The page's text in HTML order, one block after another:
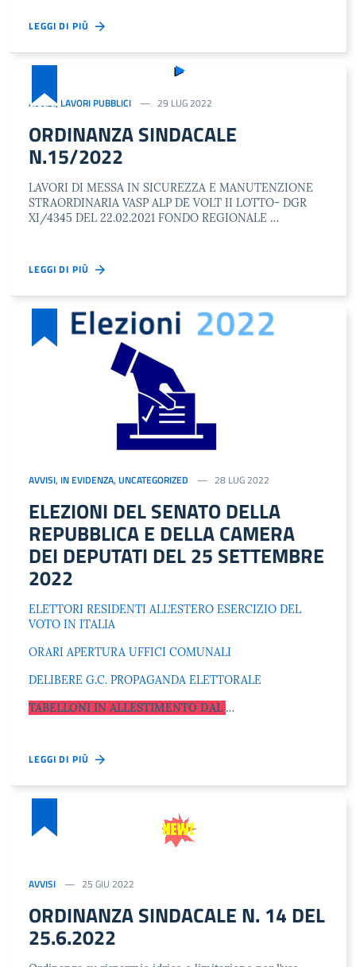
LEGGI DI PIÙ
AVVISI, LAVORI PUBBLICI 29 LUG 2022
ORDINANZA SINDACALE
N.15/2022
LAVORI DI MESSA IN SICUREZZA E MANUTENZIONE
STRAORDINARIA VASP ALP DE VOLT II LOTTO- DGR
XI/4345 DEL 22.02.2021 FONDO REGIONALE …
LEGGI DI PIÙ
AVVISI, IN EVIDENZA, UNCATEGORIZED 28 LUG 2022
ELEZIONI DEL SENATO DELLA
REPUBBLICA E DELLA CAMERA
DEI DEPUTATI DEL 25 SETTEMBRE
2022
ELETTORI RESIDENTI ALL’ESTERO ESERCIZIO DEL
VOTO IN ITALIA
ORARI APERTURA UFFICI COMUNALI
DELIBERE G.C. PROPAGANDA ELETTORALE
TABELLONI IN ALLESTIMENTO DAL …
LEGGI DI PIÙ
AVVISI 25 GIU 2022
ORDINANZA SINDACALE N. 14 DEL
25.6.2022